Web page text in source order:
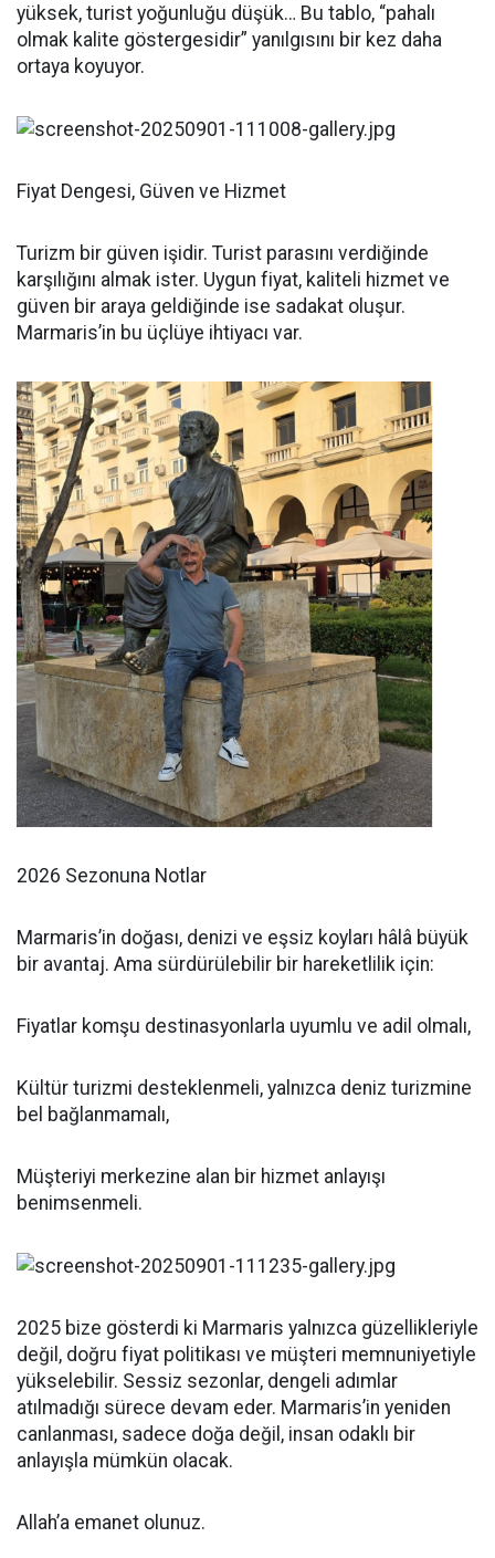
yüksek, turist yoğunluğu düşük… Bu tablo, “pahalı
olmak kalite göstergesidir” yanılgısını bir kez daha
ortaya koyuyor.
Fiyat Dengesi, Güven ve Hizmet
Turizm bir güven işidir. Turist parasını verdiğinde
karşılığını almak ister. Uygun fiyat, kaliteli hizmet ve
güven bir araya geldiğinde ise sadakat oluşur.
Marmaris’in bu üçlüye ihtiyacı var.
2026 Sezonuna Notlar
Marmaris’in doğası, denizi ve eşsiz koyları hâlâ büyük
bir avantaj. Ama sürdürülebilir bir hareketlilik için:
Fiyatlar komşu destinasyonlarla uyumlu ve adil olmalı,
Kültür turizmi desteklenmeli, yalnızca deniz turizmine
bel bağlanmamalı,
Müşteriyi merkezine alan bir hizmet anlayışı
benimsenmeli.
2025 bize gösterdi ki Marmaris yalnızca güzellikleriyle
değil, doğru fiyat politikası ve müşteri memnuniyetiyle
yükselebilir. Sessiz sezonlar, dengeli adımlar
atılmadığı sürece devam eder. Marmaris’in yeniden
canlanması, sadece doğa değil, insan odaklı bir
anlayışla mümkün olacak.
Allah’a emanet olunuz.